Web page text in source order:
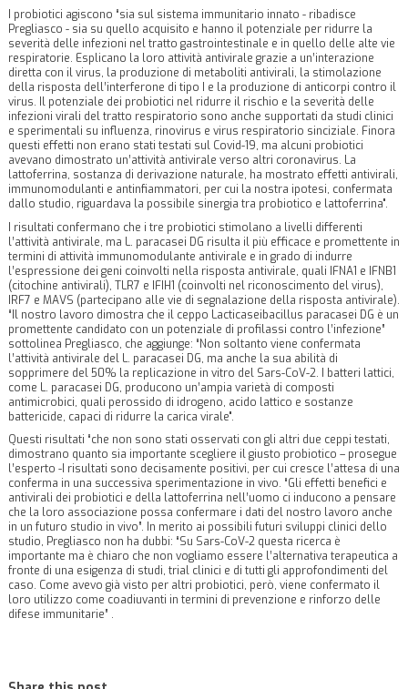
I probiotici agiscono “sia sul sistema immunitario innato - ribadisce
Pregliasco - sia su quello acquisito e hanno il potenziale per ridurre la
severità delle infezioni nel tratto gastrointestinale e in quello delle alte vie
respiratorie. Esplicano la loro attività antivirale grazie a un’interazione
diretta con il virus, la produzione di metaboliti antivirali, la stimolazione
della risposta dell’interferone di tipo I e la produzione di anticorpi contro il
virus. Il potenziale dei probiotici nel ridurre il rischio e la severità delle
infezioni virali del tratto respiratorio sono anche supportati da studi clinici
e sperimentali su influenza, rinovirus e virus respiratorio sinciziale. Finora
questi effetti non erano stati testati sul Covid-19, ma alcuni probiotici
avevano dimostrato un’attività antivirale verso altri coronavirus. La
lattoferrina, sostanza di derivazione naturale, ha mostrato effetti antivirali,
immunomodulanti e antinfiammatori, per cui la nostra ipotesi, confermata
dallo studio, riguardava la possibile sinergia tra probiotico e lattoferrina".
I risultati confermano che i tre probiotici stimolano a livelli differenti
l’attività antivirale, ma L. paracasei DG risulta il più efficace e promettente in
termini di attività immunomodulante antivirale e in grado di indurre
l’espressione dei geni coinvolti nella risposta antivirale, quali IFNA1 e IFNB1
(citochine antivirali), TLR7 e IFIH1 (coinvolti nel riconoscimento del virus),
IRF7 e MAVS (partecipano alle vie di segnalazione della risposta antivirale).
“Il nostro lavoro dimostra che il ceppo Lacticaseibacillus paracasei DG è un
promettente candidato con un potenziale di profilassi contro l’infezione”
sottolinea Pregliasco, che aggiunge: “Non soltanto viene confermata
l’attività antivirale del L. paracasei DG, ma anche la sua abilità di
sopprimere del 50% la replicazione in vitro del Sars-CoV-2. I batteri lattici,
come L. paracasei DG, producono un’ampia varietà di composti
antimicrobici, quali perossido di idrogeno, acido lattico e sostanze
battericide, capaci di ridurre la carica virale".
Questi risultati “che non sono stati osservati con gli altri due ceppi testati,
dimostrano quanto sia importante scegliere il giusto probiotico – prosegue
l’esperto -I risultati sono decisamente positivi, per cui cresce l’attesa di una
conferma in una successiva sperimentazione in vivo. “Gli effetti benefici e
antivirali dei probiotici e della lattoferrina nell’uomo ci inducono a pensare
che la loro associazione possa confermare i dati del nostro lavoro anche
in un futuro studio in vivo”. In merito ai possibili futuri sviluppi clinici dello
studio, Pregliasco non ha dubbi: “Su Sars-CoV-2 questa ricerca è
importante ma è chiaro che non vogliamo essere l’alternativa terapeutica a
fronte di una esigenza di studi, trial clinici e di tutti gli approfondimenti del
caso. Come avevo già visto per altri probiotici, però, viene confermato il
loro utilizzo come coadiuvanti in termini di prevenzione e rinforzo delle
difese immunitarie” .